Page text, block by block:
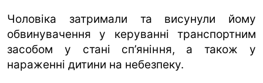
Чоловіка затримали та висунули йому
обвинувачення у керуванні транспортним
засобом у стані сп’яніння, а також у
нараженні дитини на небезпеку.